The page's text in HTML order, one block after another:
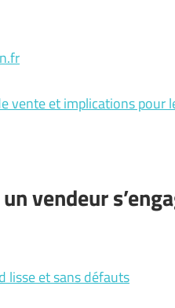
vente et implications pour
vendeur
lisse et sans défauts